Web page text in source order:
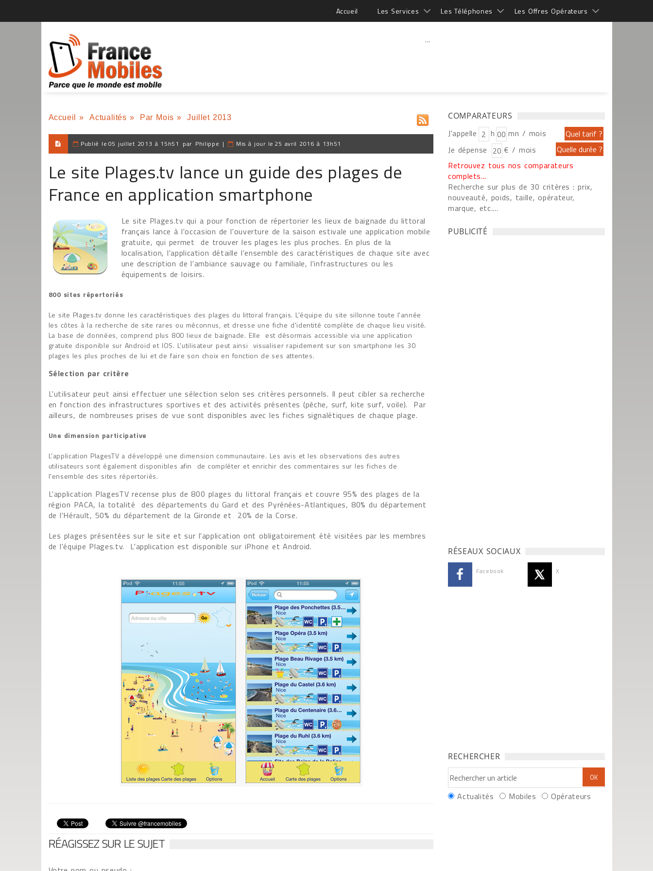
Accueil Les Services Les Téléphones Les Offres Opérateurs
...
Accueil » Actualités » Par Mois » Juillet 2013
Publié le 05 juillet 2013 à 15h51 par Philippe | Mis à jour le 25 avril 2016 à 13h51
Le site Plages.tv lance un guide des plages de
France en application smartphone
Le site Plages.tv qui a pour fonction de répertorier les lieux de baignade du littoral
français lance à l'occasion de l'ouverture de la saison estivale une application mobile
gratuite, qui permet de trouver les plages les plus proches. En plus de la
localisation, l'application détaille l'ensemble des caractéristiques de chaque site avec
une description de l'ambiance sauvage ou familiale, l'infrastructures ou les
équipements de loisirs.
800 sites répertoriés
Le site Plages.tv donne les caractéristiques des plages du littoral français. L'équipe du site sillonne toute l'année
les côtes à la recherche de site rares ou méconnus, et dresse une fiche d'identité complète de chaque lieu visité.
La base de données, comprend plus 800 lieux de baignade. Elle est désormais accessible via une application
gratuite disponible sur Android et IOS. L'utilisateur peut ainsi visualiser rapidement sur son smartphone les 30
plages les plus proches de lui et de faire son choix en fonction de ses attentes.
Sélection par critère
L'utilisateur peut ainsi effectuer une sélection selon ses critères personnels. Il peut cibler sa recherche
en fonction des infrastructures sportives et des activités présentes (pêche, surf, kite surf, voile). Par
ailleurs, de nombreuses prises de vue sont disponibles avec les fiches signalétiques de chaque plage.
Une dimension participative
L'application PlagesTV a développé une dimension communautaire. Les avis et les observations des autres
utilisateurs sont également disponibles afin de compléter et enrichir des commentaires sur les fiches de
l'ensemble des sites répertoriés.
L'application PlagesTV recense plus de 800 plages du littoral français et couvre 95% des plages de la
région PACA, la totalité des départements du Gard et des Pyrénées-Atlantiques, 80% du département
de l'Hérault, 50% du département de la Gironde et 20% de la Corse.
Les plages présentées sur le site et sur l'application ont obligatoirement été visitées par les membres
de l'équipe Plages.tv. L'application est disponible sur iPhone et Android.
RÉAGISSEZ SUR LE SUJET
COMPARATEURS
J'appelle h
mn / mois
Je dépense
€ / mois
Retrouvez tous nos comparateurs
complets...
Recherche sur plus de 30 critères : prix,
nouveauté, poids, taille, opérateur,
marque, etc....
PUBLICITÉ
RÉSEAUX SOCIAUX
Facebook X
RECHERCHER
Actualités Mobiles Opérateurs